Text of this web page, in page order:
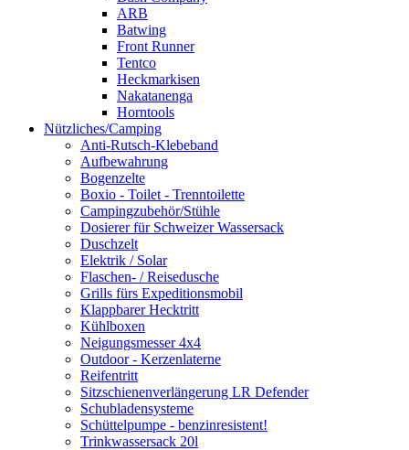
ARB
Batwing
Front Runner
Tentco
Heckmarkisen
Nakatanenga
Horntools
Nützliches/Camping
Anti-Rutsch-Klebeband
Aufbewahrung
Bogenzelte
Boxio - Toilet - Trenntoilette
Campingzubehör/Stühle
Dosierer für Schweizer Wassersack
Duschzelt
Elektrik / Solar
Flaschen- / Reisedusche
Grills fürs Expeditionsmobil
Klappbarer Hecktritt
Kühlboxen
Neigungsmesser 4x4
Outdoor - Kerzenlaterne
Reifentritt
Sitzschienenverlängerung LR Defender
Schubladensysteme
Schüttelpumpe - benzinresistent!
Trinkwassersack 20l